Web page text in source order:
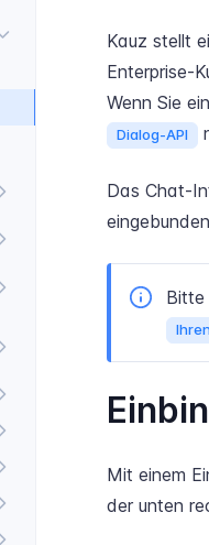
Kauz stellt
Enterprise-
Wenn Sie
Dialog-API
Das Chat-
Bitte
Mit einem
der unten